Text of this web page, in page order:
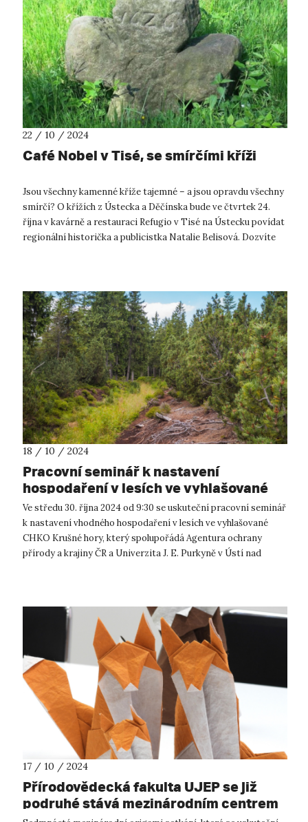
22 / 10 / 2024
Café Nobel v Tisé, se smírčími kříži
Jsou všechny kamenné kříže tajemné – a jsou opravdu všechny
smírčí? O křížích z Ústecka a Děčínska bude ve čtvrtek 24.
října v kavárně a restauraci Refugio v Tisé na Ústecku povídat
regionální historička a publicistka Natalie Belisová. Dozvíte
18 / 10 / 2024
Pracovní seminář k nastavení
hospodaření v lesích ve vyhlašované
CHKO Krušné hory
Ve středu 30. října 2024 od 9:30 se uskuteční pracovní seminář
k nastavení vhodného hospodaření v lesích ve vyhlašované
CHKO Krušné hory, který spolupořádá Agentura ochrany
přírody a krajiny ČR a Univerzita J. E. Purkyně v Ústí nad
17 / 10 / 2024
Přírodovědecká fakulta UJEP se již
podruhé stává mezinárodním centrem